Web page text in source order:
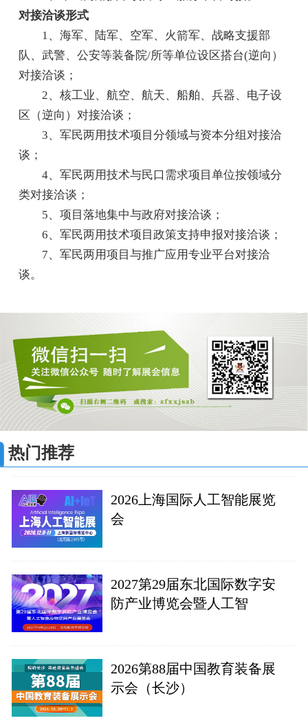
对接洽谈形式
1、海军、陆军、空军、火箭军、战略支援部
队、武警、公安等装备院/所等单位设区搭台(逆向）
对接洽谈；
2、核工业、航空、航天、船舶、兵器、电子设
区（逆向）对接洽谈；
3、军民两用技术项目分领域与资本分组对接洽
谈；
4、军民两用技术与民口需求项目单位按领域分
类对接洽谈；
5、项目落地集中与政府对接洽谈；
6、军民两用技术项目政策支持申报对接洽谈；
7、军民两用项目与推广应用专业平台对接洽
谈。
热门推荐
2026上海国际人工智能展览
会
2027第29届东北国际数字安
防产业博览会暨人工智
2026第88届中国教育装备展
示会（长沙）